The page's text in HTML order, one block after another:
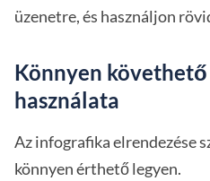
üzenetre, és használjon
Könnyen
használata
Az infografika elrendezése
könnyen érthető legyen.